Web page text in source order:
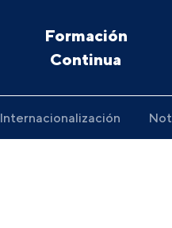
Formación
Continua
Internacionalización